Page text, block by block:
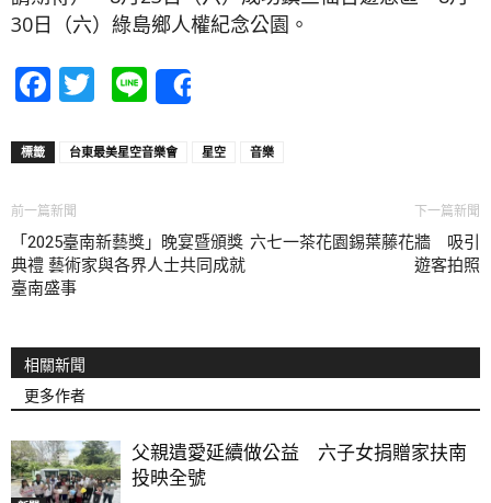
30日（六）綠島鄉人權紀念公園。
Facebook
Twitter
Line
標籤 台東最美星空音樂會 星空 音樂
前一篇新聞
「2025臺南新藝獎」晚宴暨頒獎
典禮 藝術家與各界人士共同成就
臺南盛事
下一篇新聞
六七一茶花園錫葉藤花牆 吸引
遊客拍照
相關新聞
更多作者
父親遺愛延續做公益 六子女捐贈家扶南
投映全號